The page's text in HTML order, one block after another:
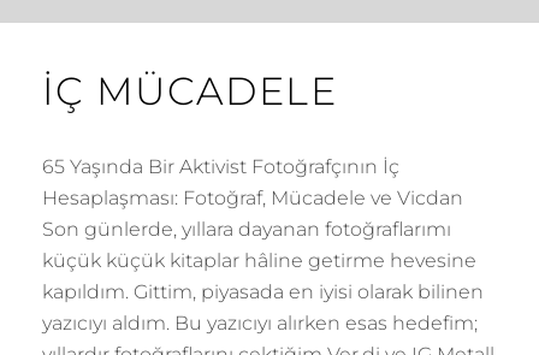
İÇ MÜCADELE
65 Yaşında Bir Aktivist Fotoğrafçının İç
Hesaplaşması: Fotoğraf, Mücadele ve Vicdan
Son günlerde, yıllara dayanan fotoğraflarımı
küçük küçük kitaplar hâline getirme hevesine
kapıldım. Gittim, piyasada en iyisi olarak bilinen
yazıcıyı aldım. Bu yazıcıyı alırken esas hedefim;